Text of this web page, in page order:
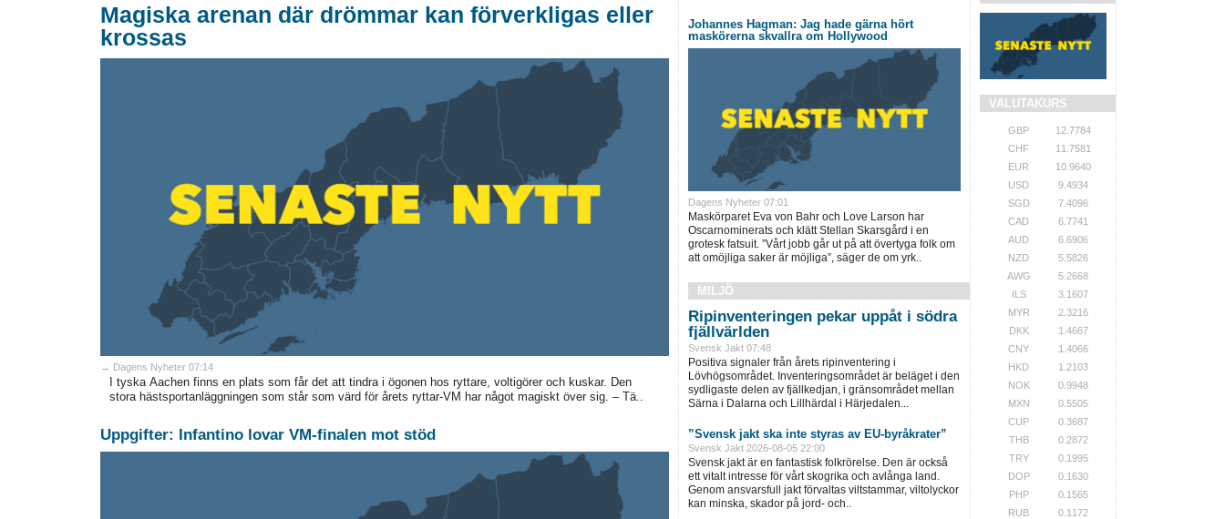
Magiska arenan där drömmar kan förverkligas eller
krossas
→ Dagens Nyheter 07:14
I tyska Aachen finns en plats som får det att tindra i ögonen hos ryttare, voltigörer och kuskar. Den
stora hästsportanläggningen som står som värd för årets ryttar-VM har något magiskt över sig. – Tä..
Uppgifter: Infantino lovar VM-finalen mot stöd
Johannes Hagman: Jag hade gärna hört
maskörerna skvallra om Hollywood
Dagens Nyheter 07:01
Maskörparet Eva von Bahr och Love Larson har
Oscarnominerats och klätt Stellan Skarsgård i en
grotesk fatsuit. ”Vårt jobb går ut på att övertyga folk om
att omöjliga saker är möjliga”, säger de om yrk..
MILJÖ
Ripinventeringen pekar uppåt i södra
fjällvärlden
Svensk Jakt 07:48
Positiva signaler från årets ripinventering i
Lövhögsområdet. Inventeringsområdet är beläget i den
sydligaste delen av fjällkedjan, i gränsområdet mellan
Särna i Dalarna och Lillhärdal i Härjedalen...
”Svensk jakt ska inte styras av EU-byråkrater”
Svensk Jakt 2026-08-05 22:00
Svensk jakt är en fantastisk folkrörelse. Den är också
ett vitalt intresse för vårt skogrika och avlånga land.
Genom ansvarsfull jakt förvaltas viltstammar, viltolyckor
kan minska, skador på jord- och..
VALUTAKURS
GBP
12.7784
CHF
11.7581
EUR
10.9640
USD
9.4934
SGD
7.4096
CAD
6.7741
AUD
6.6906
NZD
5.5826
AWG
5.2668
ILS
3.1607
MYR
2.3216
DKK
1.4667
CNY
1.4066
HKD
1.2103
NOK
0.9948
MXN
0.5505
CUP
0.3687
THB
0.2872
TRY
0.1995
DOP
0.1630
PHP
0.1565
RUB
0.1172